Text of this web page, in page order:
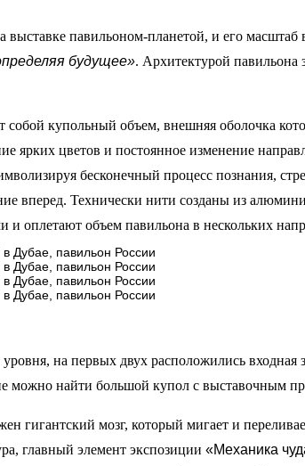
выставке павильоном-планетой, и его масштаб
будущее». Архитектурой
собой купольный объем, внешняя оболочка
ярких цветов и постоянное изменение
бесконечный процесс познания,
вперед. Технически нити созданы из
и оплетают объем павильона в нескольких
на первых двух расположились
можно найти большой купол с выставочным
гигантский мозг, который мигает и
главный элемент экспозиции «Механика